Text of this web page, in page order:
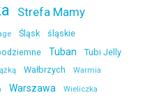
Strefa Mamy
Śląsk śląskie
Tuban
Tubi Jelly
Wałbrzych Warmia
Warszawa Wieliczka